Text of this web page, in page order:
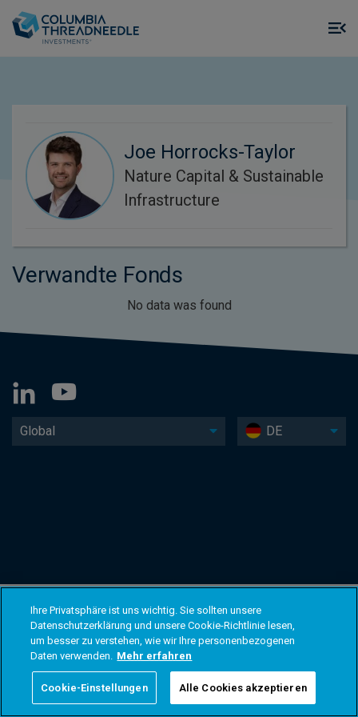
Joe Horrocks-Taylor
Nature Capital & Sustainable
Infrastructure
Verwandte Fonds
No data was found
Global DE
Ihre Privatsphäre ist uns wichtig. Sie sollten unsere
Datenschutzerklärung und unsere Cookie-Richtlinie lesen,
um besser zu verstehen, wie wir Ihre personenbezogenen
Daten verwenden. Mehr erfahren
Cookie-Einstellungen Alle Cookies akzeptieren